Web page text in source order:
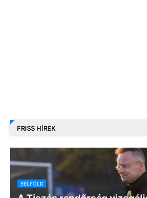
FRISS HÍREK
BELFÖLD